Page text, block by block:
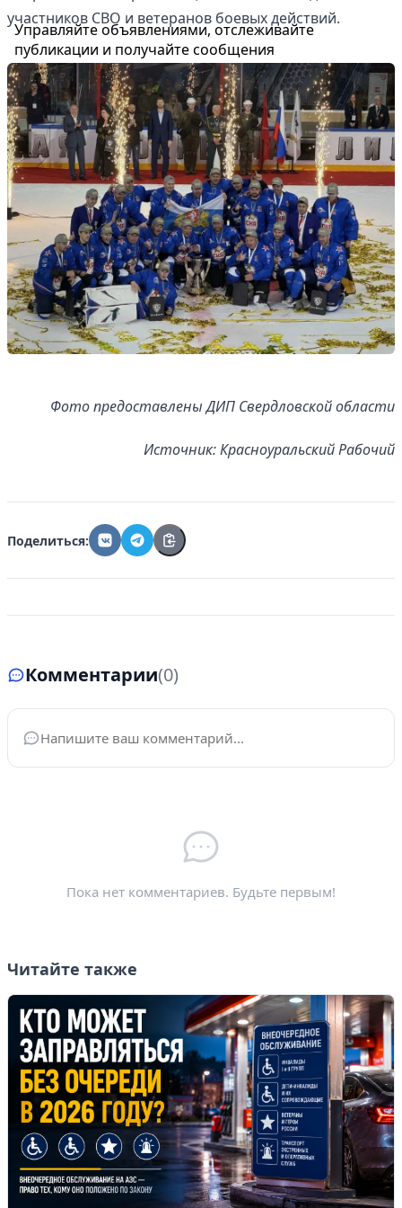
Управляйте объявлениями, отслеживайте
публикации и получайте сообщения
Войти или зарегистрироваться
участников СВО и ветеранов боевых действий.
Фото предоставлены ДИП Свердловской области
Источник: Красноуральский Рабочий
Поделиться:
Комментарии(0)
Ваше имя*
Пока нет комментариев. Будьте первым!
Читайте также